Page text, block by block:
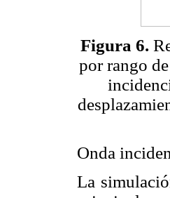
Figura 6.
por rango
Onda
La